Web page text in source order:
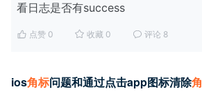
看日志是否有success
点赞 0 收藏 0 评论 8
ios角标问题和通过点击app图标清除角